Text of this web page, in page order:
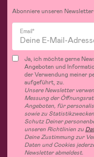
Abonniere unseren
Email*
Ja, ich möchte gerne
Angeboten und
der Verwendung meiner
aufgeführt, zu.
Unsere Newsletter
Messung der
Angeboten, für
sowie zu
Schutz Deiner
unseren Richtlinien zu
Deine Zustimmung zur
Daten und Cookies
Newsletter abmeldest.